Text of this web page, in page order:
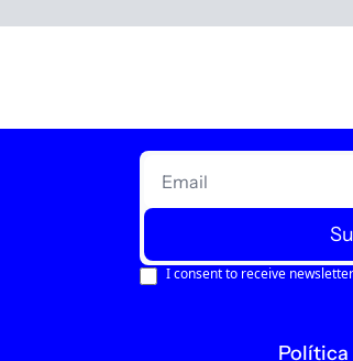
I consent to receive
Política